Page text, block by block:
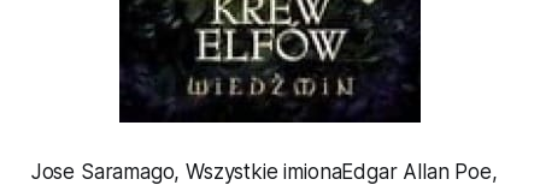
Jose Saramago,Wszystkie imionaEdgar Allan Poe,